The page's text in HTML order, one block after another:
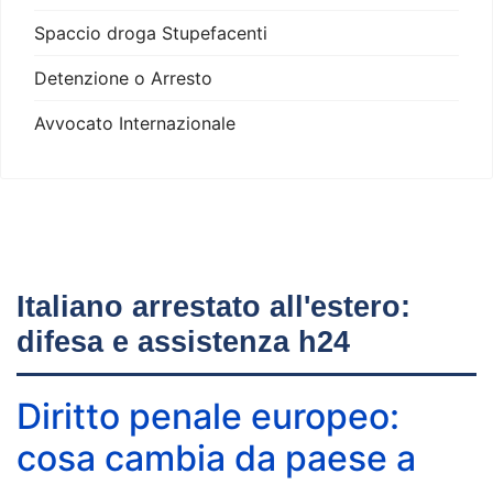
Spaccio droga Stupefacenti
Detenzione o Arresto
Avvocato Internazionale
Italiano arrestato all'estero:
difesa e assistenza h24
Diritto penale europeo:
cosa cambia da paese a